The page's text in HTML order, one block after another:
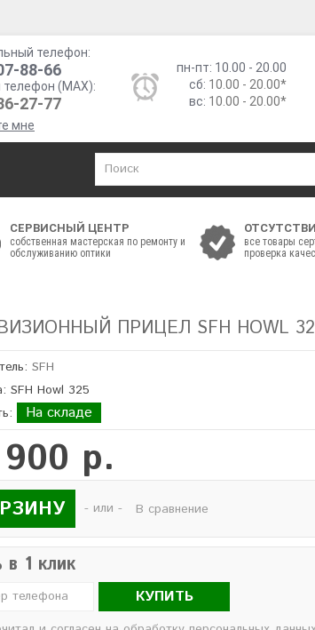
телефон:
88-66
(MAX):
27-77
мне
пн-пт: 10.00 - 20.00
сб: 10.00 - 20.00*
вс: 10.00 - 20.00*
СЕРВИСНЫЙ ЦЕНТР
собственная мастерская по ремонту и
обслуживанию оптики
все товары
проверка
ПРИЦЕЛ SFH HOWL
SFH
SFH Howl 325
На складе
р.
- или - В сравнение
в 1 клик
КУПИТЬ